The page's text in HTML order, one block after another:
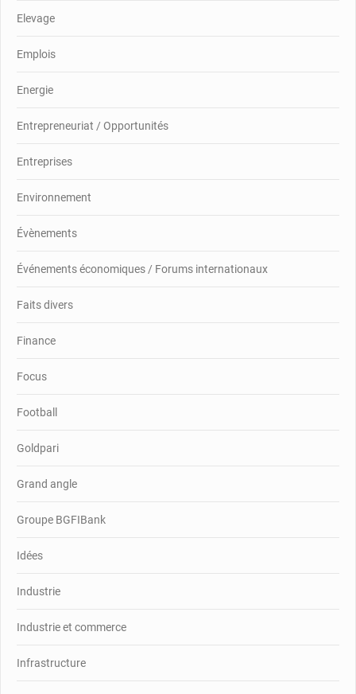
Elevage
Emplois
Energie
Entrepreneuriat / Opportunités
Entreprises
Environnement
Évènements
Événements économiques / Forums internationaux
Faits divers
Finance
Focus
Football
Goldpari
Grand angle
Groupe BGFIBank
Idées
Industrie
Industrie et commerce
Infrastructure